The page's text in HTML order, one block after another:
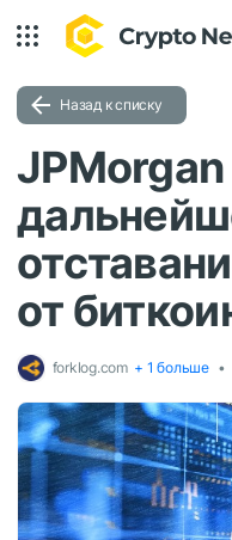
Назад к списку
от
forklog.com + 1 больше